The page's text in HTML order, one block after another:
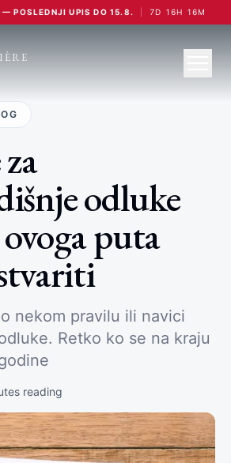
— POSLEDNJI UPIS DO 15.8. 7D 16H 16M
odluke
puta
nekom pravilu ili navici
Retko ko se na kraju
reading